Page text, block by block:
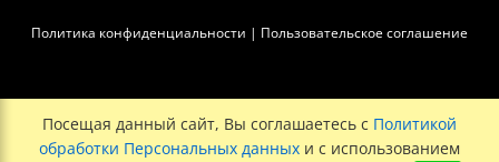
Политика конфиденциальности | Пользовательское соглашение
Посещая данный сайт, Вы соглашаетесь с Политикой
обработки Персональных данных и с использованием